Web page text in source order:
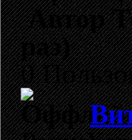
Автор
раз)
0